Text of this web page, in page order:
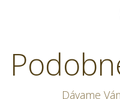
Dávame